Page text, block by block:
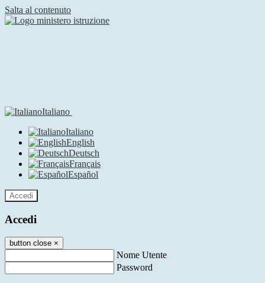
Salta al contenuto
Italiano
Italiano
English
Deutsch
Français
Español
Accedi
Accedi
button close ×
Nome Utente
Password